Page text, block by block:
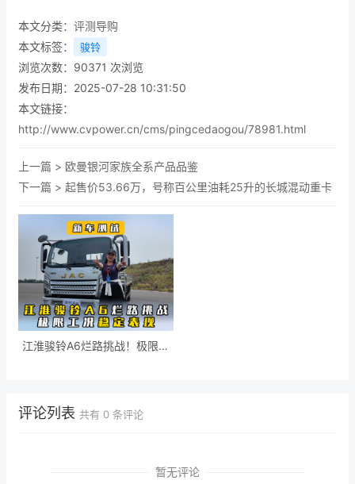
本文分类： 评测导购
本文标签：
骏铃
浏览次数： 90371 次浏览
发布日期：2025-07-28 10:31:50
本文链接：
http://www.cvpower.cn/cms/pingcedaogou/78981.html
上一篇 > 欧曼银河家族全系产品品鉴
下一篇 > 起售价53.66万，号称百公里油耗25升的长城混动重卡
江淮骏铃A6烂路挑战！极限工
评论列表 共有 0 条评论
暂无评论